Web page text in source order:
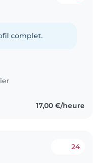
complet.
17,00 €/heure
24